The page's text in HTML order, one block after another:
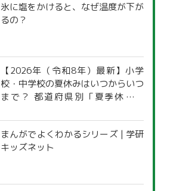
氷に塩をかけると、なぜ温度が下が
るの？
【2026年（令和8年）最新】小学
校・中学校の夏休みはいつからいつ
まで？ 都道府県別「夏季休暇一
まんがでよくわかるシリーズ | 学研
キッズネット